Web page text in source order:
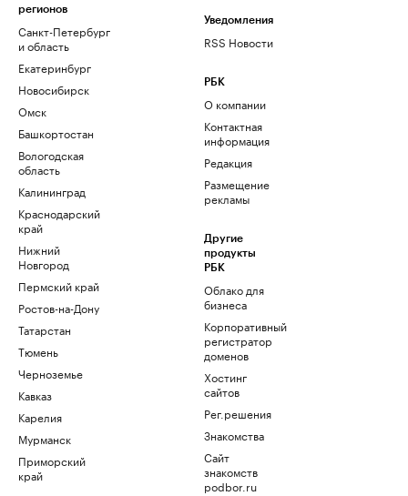
регионов
Санкт-Петербург
и область
Екатеринбург
Новосибирск
Омск
Башкортостан
Вологодская
область
Калининград
Краснодарский
край
Нижний
Новгород
Пермский край
Ростов-на-Дону
Татарстан
Тюмень
Черноземье
Кавказ
Карелия
Мурманск
Приморский
край
Уведомления
RSS Новости
РБК
О компании
Контактная
информация
Редакция
Размещение
рекламы
Другие
продукты
РБК
Облако для
бизнеса
Корпоративный
регистратор
доменов
Хостинг
сайтов
Рег.решения
Знакомства
Сайт
знакомств
podbor.ru